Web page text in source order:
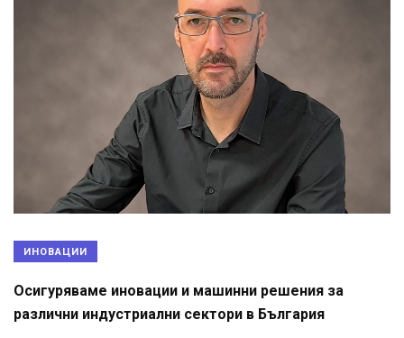
ИНОВАЦИИ
Осигуряваме иновации и машинни решения за
различни индустриални сектори в България